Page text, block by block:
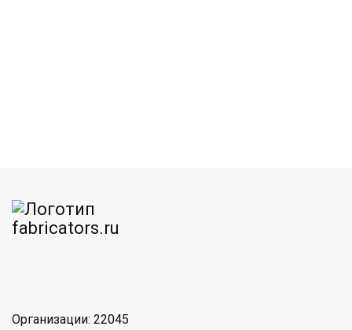
Организации: 22045